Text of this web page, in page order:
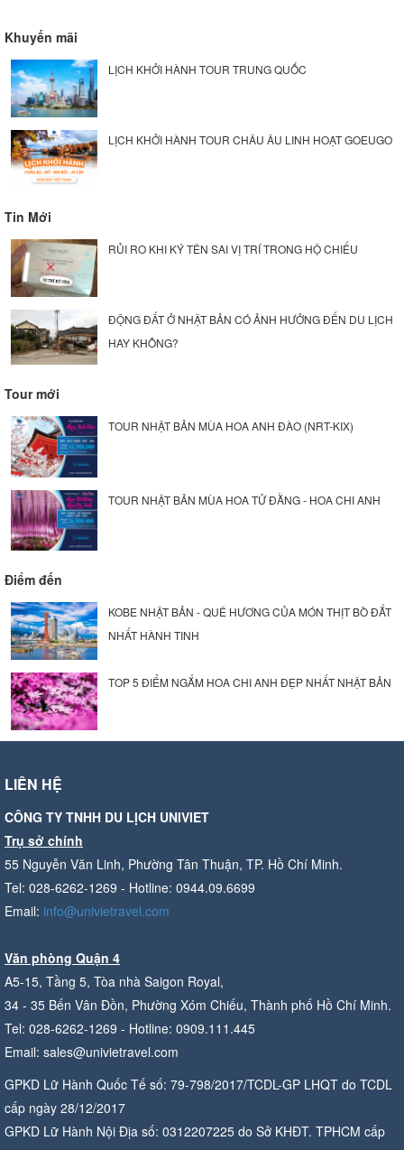
Khuyến mãi
LỊCH KHỞI HÀNH TOUR TRUNG QUỐC
LỊCH KHỞI HÀNH TOUR CHÂU ÂU LINH HOẠT GOEUGO
Tin Mới
RỦI RO KHI KÝ TÊN SAI VỊ TRÍ TRONG HỘ CHIẾU
ĐỘNG ĐẤT Ở NHẬT BẢN CÓ ẢNH HƯỞNG ĐẾN DU LỊCH
HAY KHÔNG?
Tour mới
TOUR NHẬT BẢN MÙA HOA ANH ĐÀO (NRT-KIX)
TOUR NHẬT BẢN MÙA HOA TỬ ĐẰNG - HOA CHI ANH
Điểm đến
KOBE NHẬT BẢN - QUÊ HƯƠNG CỦA MÓN THỊT BÒ ĐẮT
NHẤT HÀNH TINH
TOP 5 ĐIỂM NGẮM HOA CHI ANH ĐẸP NHẤT NHẬT BẢN
LIÊN HỆ
CÔNG TY TNHH DU LỊCH UNIVIET
Trụ sở chính
55 Nguyễn Văn Linh, Phường Tân Thuận, TP. Hồ Chí Minh.
Tel: 028-6262-1269 - Hotline: 0944.09.6699
Email: info@univietravel.com
Văn phòng Quận 4
A5-15, Tầng 5, Tòa nhà Saigon Royal,
34 - 35 Bến Vân Đồn, Phường Xóm Chiếu, Thành phố Hồ Chí Minh.
Tel: 028-6262-1269 - Hotline: 0909.111.445
Email: sales@univietravel.com
GPKD Lữ Hành Quốc Tế số: 79-798/2017/TCDL-GP LHQT do TCDL
cấp ngày 28/12/2017
GPKD Lữ Hành Nội Địa số: 0312207225 do Sở KHĐT. TPHCM cấp